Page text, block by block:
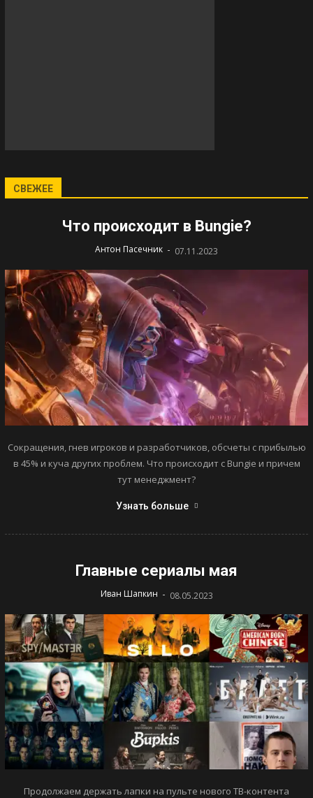
СВЕЖЕЕ
Что происходит в Bungie?
Антон Пасечник - 07.11.2023
Сокращения, гнев игроков и разработчиков, обсчеты с прибылью
в 45% и куча других проблем. Что происходит с Bungie и причем
тут менеджмент?
Узнать больше
Главные сериалы мая
Иван Шапкин - 08.05.2023
Продолжаем держать лапки на пульте нового ТВ-контента